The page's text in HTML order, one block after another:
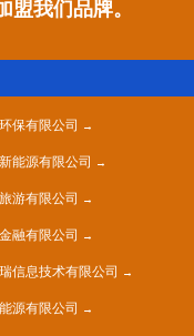
我们品牌。
保有限公司
能源有限公司
游有限公司
融有限公司
信息技术有限公司
源有限公司